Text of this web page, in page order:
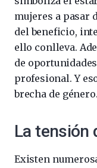
mujeres a pasar
del beneficio,
ello conlleva.
de
profesional. Y
brecha de género.
La tensión
Existen